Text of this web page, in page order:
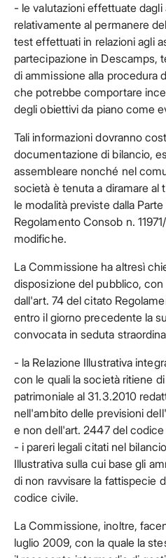
- le valutazioni effettuate
relativamente al permanere
test effettuati in relazioni agli
partecipazione in Descamps,
di ammissione alla procedura
che potrebbe comportare
degli obiettivi da piano come
Tali informazioni dovranno
documentazione di bilancio,
assembleare nonché nel
società è tenuta a diramare al
le modalità previste dalla
Regolamento Consob n.
modifiche.
La Commissione ha altresì
disposizione del pubblico,
dall'art. 74 del citato
entro il giorno precedente la
convocata in seduta
- la Relazione Illustrativa
con le quali la società ritiene
patrimoniale al 31.3.2010
nell'ambito delle previsioni
e non dell'art. 2447 del codice
- i pareri legali citati nel
Illustrativa sulla cui base gli
di non ravvisare la fattispecie
codice civile.
La Commissione, inoltre,
luglio 2009, con la quale la